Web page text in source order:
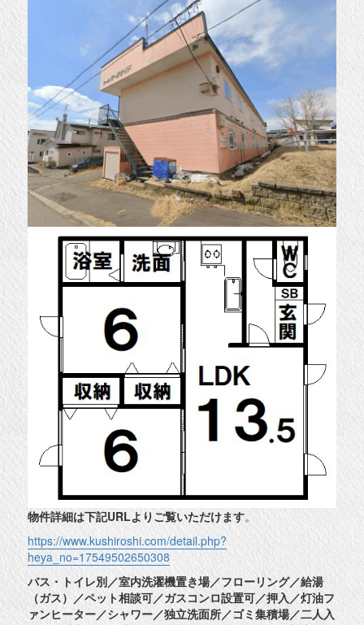
物件詳細は下記URLよりご覧いただけます。
https://www.kushiroshi.com/detail.php?
heya_no=17549502650308
バス・トイレ別／室内洗濯機置き場／フローリング／給湯
（ガス）／ペット相談可／ガスコンロ設置可／押入／灯油フ
ァンヒーター／シャワー／独立洗面所／ゴミ集積場／二人入